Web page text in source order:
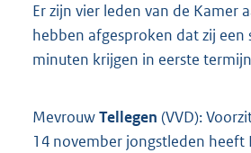
Er zijn vier leden van de Kamer
hebben afgesproken dat zij
minuten krijgen in eerste
MevrouwTellegen (VVD):
14 november jongstleden heeft